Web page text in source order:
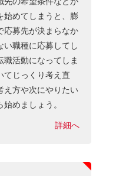
始めてしまうと、膨
応募先が決まらなか
い職種に応募してし
職活動になってしま
てじっくり考え直
え方や次にやりたい
めましょう。
詳細へ